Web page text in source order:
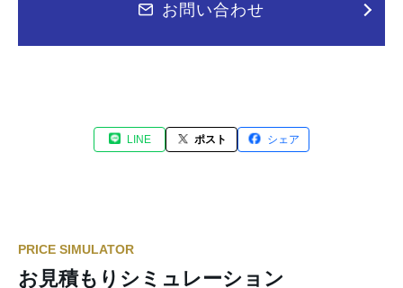
お問い合わせ
LINE ポスト シェア
PRICE SIMULATOR
お見積もりシミュレーション